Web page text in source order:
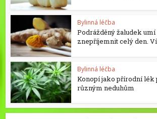
Bylinná léčba
Podrážděný žaludek umí
znepříjemnit celý den.
Bylinná léčba
Konopí jako přírodní lék
různým neduhům